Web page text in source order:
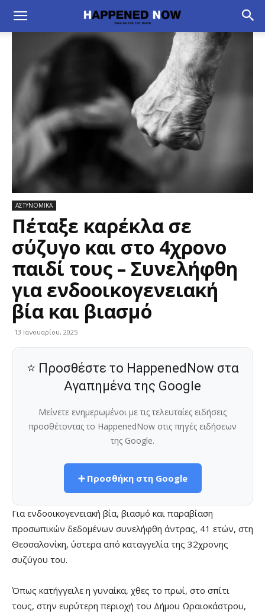
ΑΣΤΥΝΟΜΙΚΑ
Πέταξε καρέκλα σε
σύζυγο και στο 4χρονο
παιδί τους – Συνελήφθη
για ενδοοικογενειακή
βία και βιασμό
13 Ιανουαρίου, 2025
⭐ Προσθέστε το HappenedNow στα
Αγαπημένα της Google
Μείνετε ενημερωμένοι με τις τελευταίες ειδήσεις
προσθέτοντας το HappenedNow στις πηγές ειδήσεων
της Google.
➕ Προσθήκη στη Google
Για ενδοοικογενειακή βία, βιασμό και παραβίαση
προσωπικών δεδομένων συνελήφθη άντρας, 41 ετών, στη
Θεσσαλονίκη, ύστερα από καταγγελία της 32χρονης
συζύγου του.
Όπως κατήγγειλε η γυναίκα, χθες το πρωί, στο σπίτι
τους, στην ευρύτερη περιοχή του Δήμου Ωραιοκάστρου,